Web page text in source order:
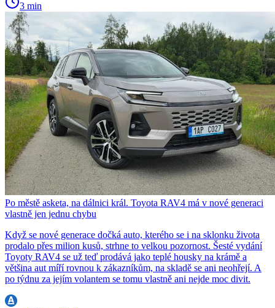
3 min
Po městě asketa, na dálnici král. Toyota RAV4 má v nové generaci
vlastně jen jednu chybu
Když se nové generace dočká auto, kterého se i na sklonku života
prodalo přes milion kusů, strhne to velkou pozornost. Šesté vydání
Toyoty RAV4 se už teď prodává jako teplé housky na krámě a
většina aut míří rovnou k zákazníkům, na skladě se ani neohřejí. A
po týdnu za jejím volantem se tomu vlastně ani nejde moc divit.